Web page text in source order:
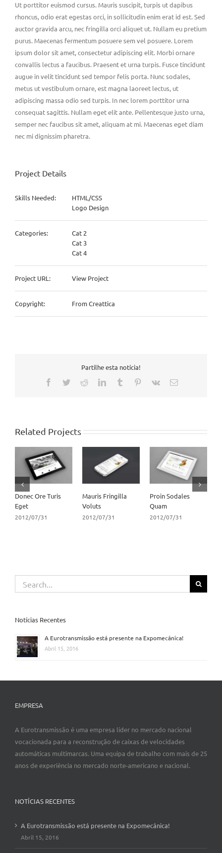
Ut porttitor euismod cursus. Mauris suscipit, turpis ut dapibus
rhoncus, odio erat egestas orci, in sollicitudin enim erat id est. Sed
auctor gravida arcu, nec fringilla orci aliquet ut. Nullam eu pretium
purus. Maecenas fermentum posuere sem vel posuere. Lorem
ipsum dolor sit amet, consectetur adipiscing elit. Morbi ornare
convallis lectus a faucibus. Praesent et urna turpis. Fusce tincidunt
augue in velit tincidunt sed tempor felis porta. Nunc sodales,
metus ut vestibulum ornare, est magna laoreet lectus, ut
adipiscing massa odio sed turpis. In nec lorem porttitor urna
consequat sagittis. Nullam eget elit ante. Pellentesque justo urna,
semper nec faucibus sit amet, aliquam at mi. Maecenas eget diam
nec mi dignissim pharetra.
Project Details
Skills Needed:
HTML/CSS
Logo Design
Categories:
Cat 2
Cat 3
Cat 4
Project URL: View Project
Copyright: From Creattica
Partilhe esta notícia!
Facebook
TwitterRedditLinkedInTumblr Pinterest
Vk Email
Related Projects
Donec Ore Turis
Eget
2012/07/31
Mauris Fringilla
Voluts
2012/07/31
Proin Sodales
Quam
2012/07/31
Search
for:
Notícias Recentes
A Eurotransmissão está presente na Expomecânica!
Abril 15, 2016
EMPRESA
A Eurotransmissão é uma empresa líder no mercado nacional
vocacionada para a reconstrução de caixas de velocidades
automáticas multimarcas. Uma equipa de trabalho com mais de 25
anos de experiência no mercado norte-americano e nacional.
NOTÍCIAS RECENTES
A Eurotransmissão está presente na Expomecânica!
Abril 15, 2016